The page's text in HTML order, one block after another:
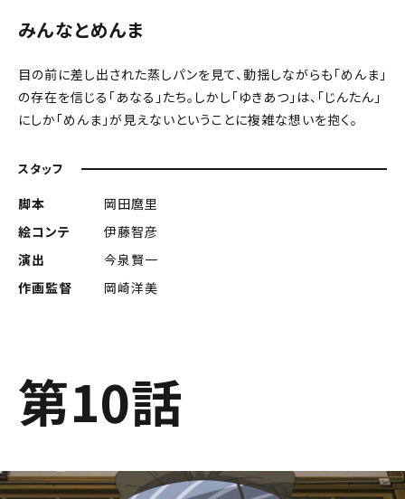
みんなとめんま
目の前に差し出された蒸しパンを見て、動揺しながらも「めんま」
の存在を信じる「あなる」たち。しかし「ゆきあつ」は、「じんたん」
にしか「めんま」が見えないということに複雑な想いを抱く。
スタッフ
脚本
岡田麿里
絵コンテ
伊藤智彦
演出
今泉賢一
作画監督
岡崎洋美
第10話